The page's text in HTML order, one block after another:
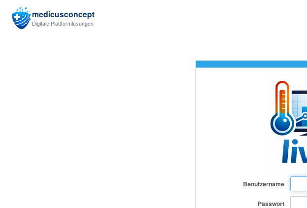
medicusconcept
Digitale Plattformlösungen
Benutzername
Passwort